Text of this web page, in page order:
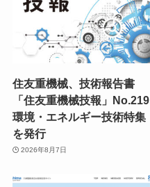
住友重機械、技術報告書
「住友重機械技報」No.219
環境・エネルギー技術特集
を発行
2026年8月7日